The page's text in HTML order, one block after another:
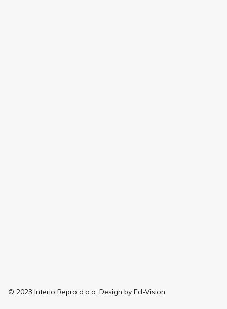
© 2023 Interio Repro d.o.o. Design by Ed-Vision.